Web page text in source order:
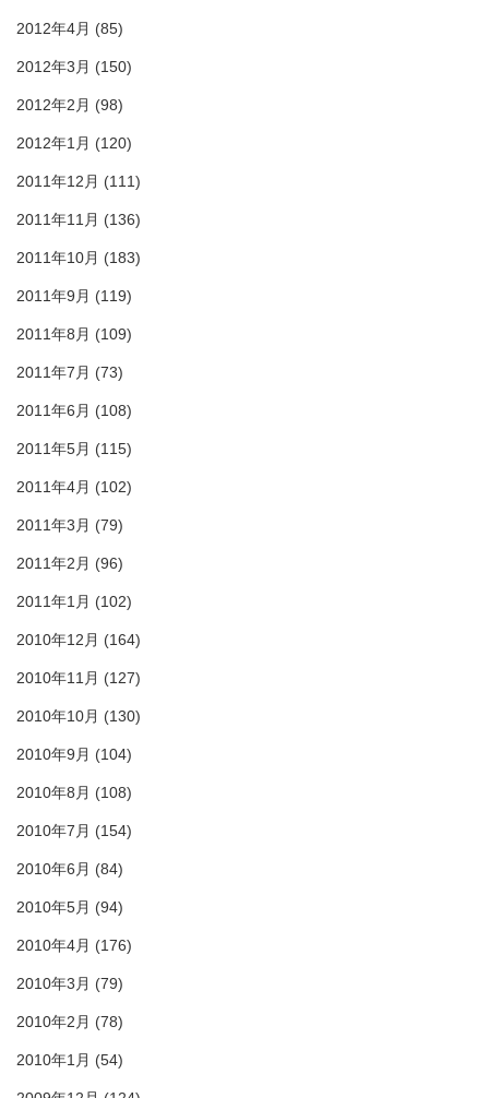
2012年4月 (85)
2012年3月 (150)
2012年2月 (98)
2012年1月 (120)
2011年12月 (111)
2011年11月 (136)
2011年10月 (183)
2011年9月 (119)
2011年8月 (109)
2011年7月 (73)
2011年6月 (108)
2011年5月 (115)
2011年4月 (102)
2011年3月 (79)
2011年2月 (96)
2011年1月 (102)
2010年12月 (164)
2010年11月 (127)
2010年10月 (130)
2010年9月 (104)
2010年8月 (108)
2010年7月 (154)
2010年6月 (84)
2010年5月 (94)
2010年4月 (176)
2010年3月 (79)
2010年2月 (78)
2010年1月 (54)